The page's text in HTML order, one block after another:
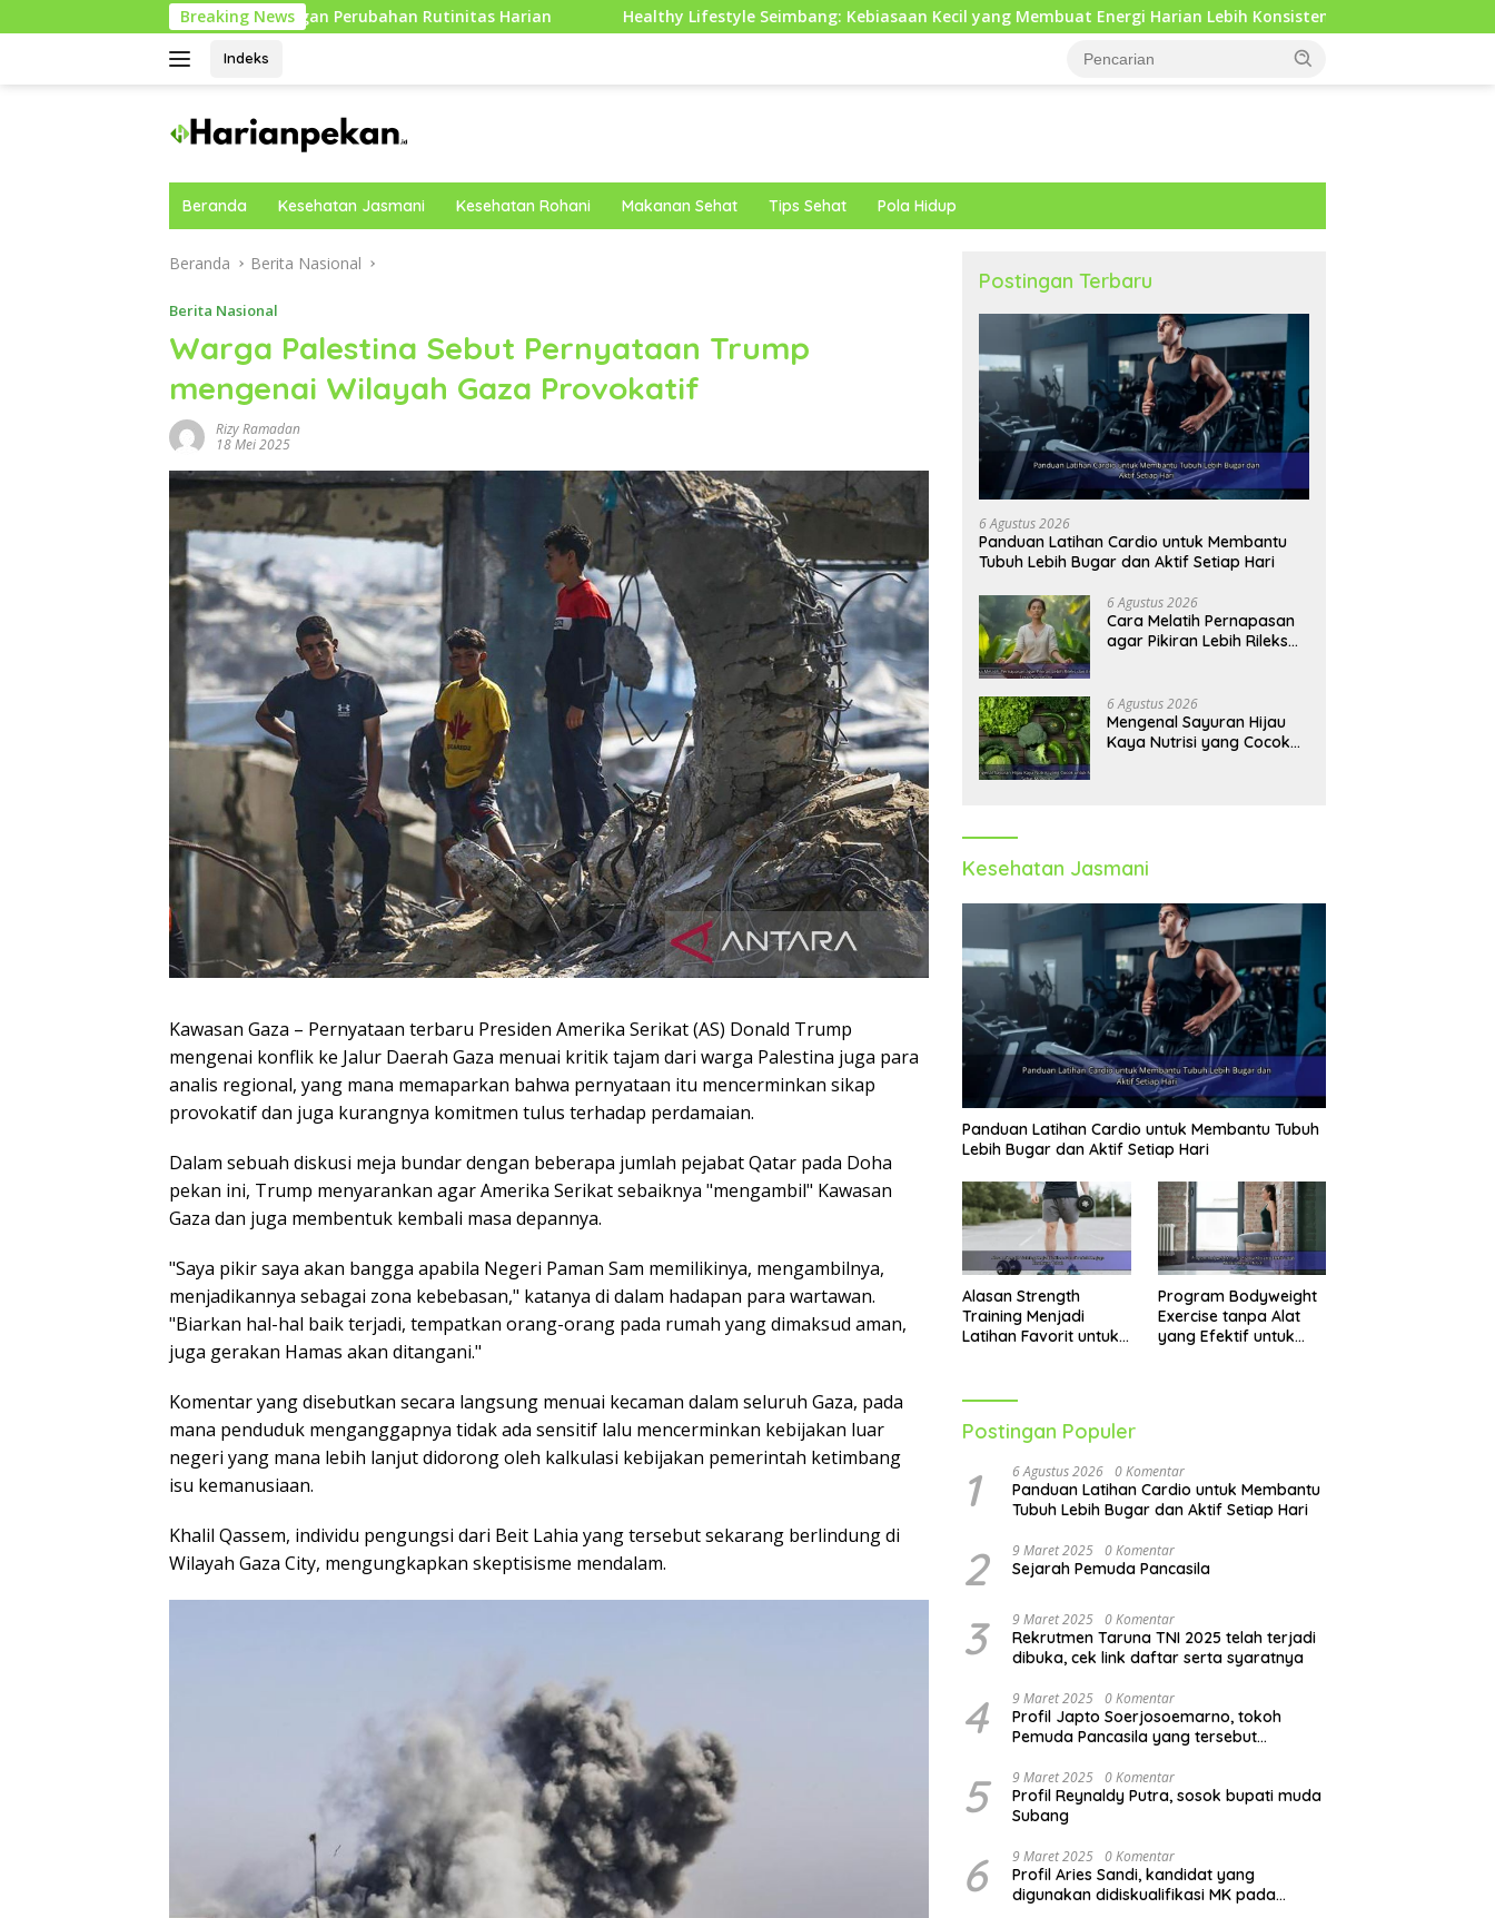
ke
Breaking News
Lemas dengan Perubahan Rutinitas Harian Healthy Lifestyle Seimbang: Kebiasaan Kecil yang Membuat Energi Harian Lebih Konsisten
Indeks
Beranda Kesehatan Jasmani Kesehatan Rohani Makanan Sehat Tips Sehat Pola Hidup
Beranda Berita Nasional
Berita Nasional
Warga Palestina Sebut Pernyataan Trump
mengenai Wilayah Gaza Provokatif
Rizy Ramadan
18 Mei 2025
Kawasan Gaza – Pernyataan terbaru Presiden Amerika Serikat (AS) Donald Trump
mengenai konflik ke Jalur Daerah Gaza menuai kritik tajam dari warga Palestina juga para
analis regional, yang mana memaparkan bahwa pernyataan itu mencerminkan sikap
provokatif dan juga kurangnya komitmen tulus terhadap perdamaian.
Dalam sebuah diskusi meja bundar dengan beberapa jumlah pejabat Qatar pada Doha
pekan ini, Trump menyarankan agar Amerika Serikat sebaiknya "mengambil" Kawasan
Gaza dan juga membentuk kembali masa depannya.
"Saya pikir saya akan bangga apabila Negeri Paman Sam memilikinya, mengambilnya,
menjadikannya sebagai zona kebebasan," katanya di dalam hadapan para wartawan.
"Biarkan hal-hal baik terjadi, tempatkan orang-orang pada rumah yang dimaksud aman,
juga gerakan Hamas akan ditangani."
Komentar yang disebutkan secara langsung menuai kecaman dalam seluruh Gaza, pada
mana penduduk menganggapnya tidak ada sensitif lalu mencerminkan kebijakan luar
negeri yang mana lebih lanjut didorong oleh kalkulasi kebijakan pemerintah ketimbang
isu kemanusiaan.
Khalil Qassem, individu pengungsi dari Beit Lahia yang tersebut sekarang berlindung di
Wilayah Gaza City, mengungkapkan skeptisisme mendalam.
Postingan Terbaru
6 Agustus 2026
Panduan Latihan Cardio untuk Membantu
Tubuh Lebih Bugar dan Aktif Setiap Hari
6 Agustus 2026
Cara Melatih Pernapasan
agar Pikiran Lebih Rileks
6 Agustus 2026
Mengenal Sayuran Hijau
Kaya Nutrisi yang Cocok
Kesehatan Jasmani
Panduan Latihan Cardio untuk Membantu Tubuh
Lebih Bugar dan Aktif Setiap Hari
Alasan Strength
Training Menjadi
Latihan Favorit untuk
Program Bodyweight
Exercise tanpa Alat
yang Efektif untuk
Postingan Populer
1 6 Agustus 2026 0 Komentar
Panduan Latihan Cardio untuk Membantu
Tubuh Lebih Bugar dan Aktif Setiap Hari
2 9 Maret 2025 0 Komentar
Sejarah Pemuda Pancasila
3 9 Maret 2025 0 Komentar
Rekrutmen Taruna TNI 2025 telah terjadi
dibuka, cek link daftar serta syaratnya
4 9 Maret 2025 0 Komentar
Profil Japto Soerjosoemarno, tokoh
Pemuda Pancasila yang tersebut
5 9 Maret 2025 0 Komentar
Profil Reynaldy Putra, sosok bupati muda
Subang
6 9 Maret 2025 0 Komentar
Profil Aries Sandi, kandidat yang
digunakan didiskualifikasi MK pada